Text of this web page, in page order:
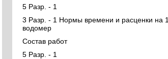
5 Разр. - 1
3 Разр. - 1 Нормы времени и расценки на 1
водомер
Состав работ
5 Разр. - 1